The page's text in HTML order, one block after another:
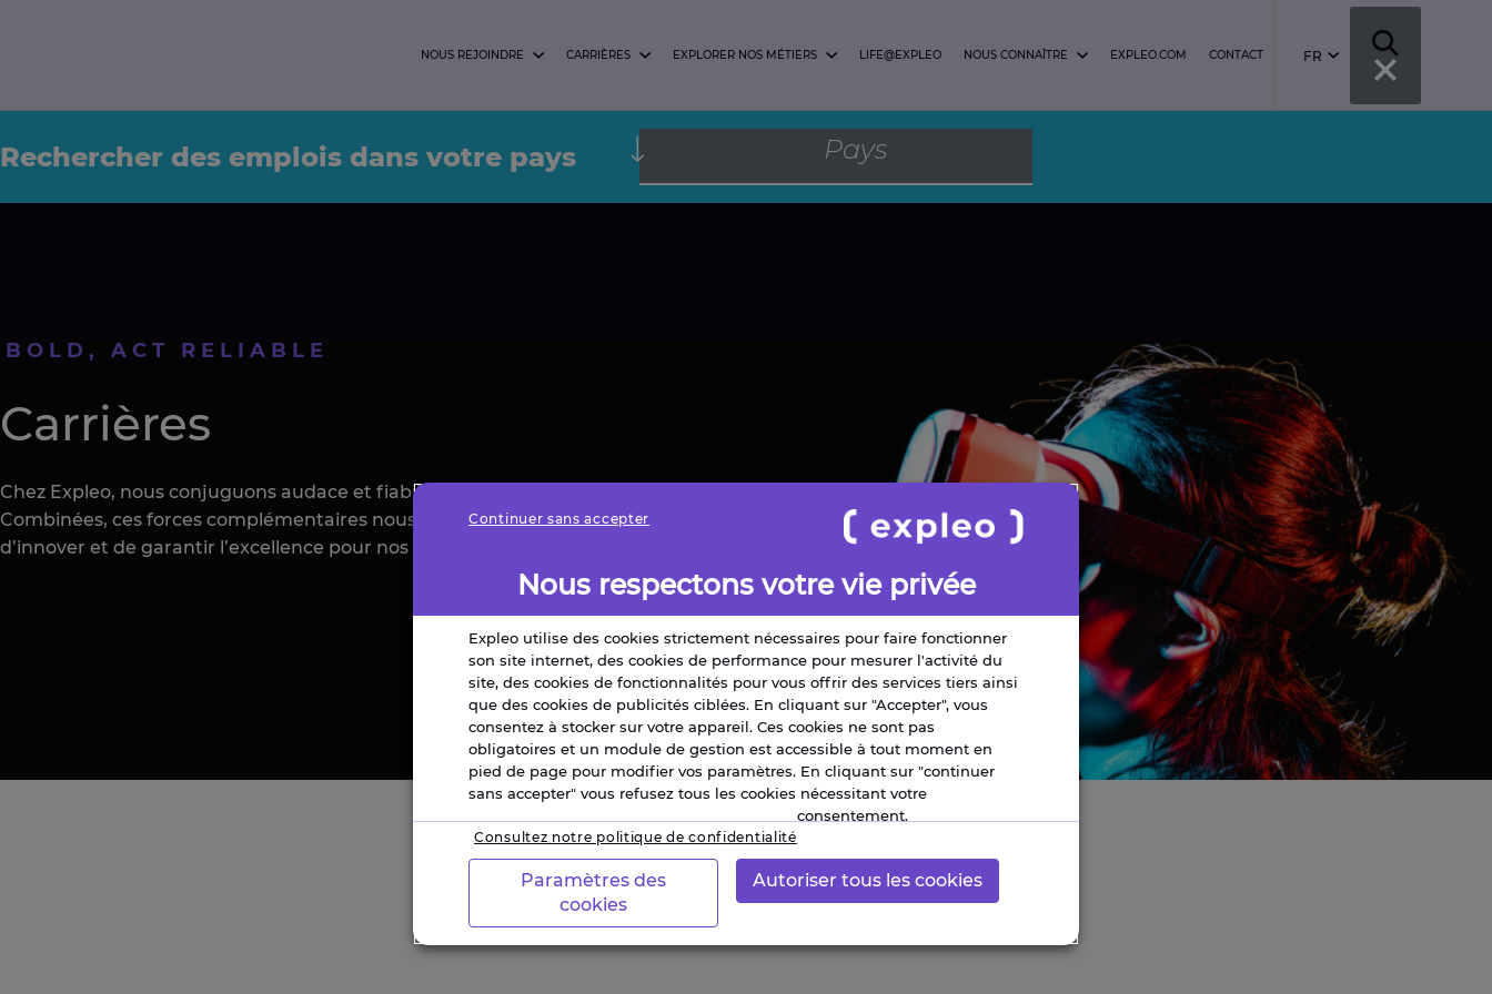
NOUS REJOINDRE CARRIÈRES EXPLORER NOS MÉTIERS LIFE@EXPLEO NOUS CONNAÎTRE EXPLEO.COM CONTACT FR
Rechercher des emplois dans votre pays Pays
ACT RELIABLE
Carrières
Chez Expleo, nous conjuguons audace et fiabilité.
Combinées, ces forces complémentaires nous permettent
d’innover et de garantir l’excellence pour nos clients.
Nous respectons votre vie privée
Expleo utilise des cookies strictement nécessaires pour faire fonctionner
son site internet, des cookies de performance pour mesurer l'activité du
site, des cookies de fonctionnalités pour vous offrir des services tiers ainsi
que des cookies de publicités ciblées. En cliquant sur "Accepter", vous
consentez à stocker sur votre appareil. Ces cookies ne sont pas
obligatoires et un module de gestion est accessible à tout moment en
pied de page pour modifier vos paramètres. En cliquant sur "continuer
sans accepter" vous refusez tous les cookies nécessitant votre
consentement.
Consultez notre politique de confidentialité
Paramètres des
cookies
Autoriser tous les cookies
Continuer sans accepter